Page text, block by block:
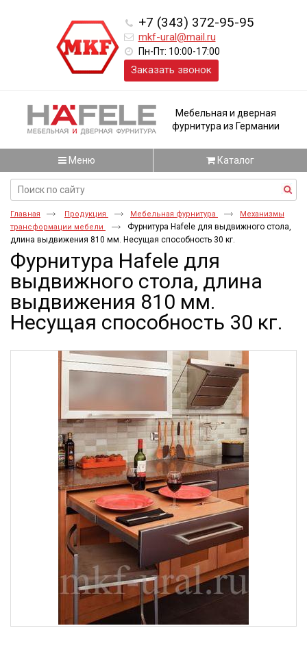
+7 (343) 372-95-95
mkf-ural@mail.ru
Пн-Пт: 10:00-17:00
Заказать звонок
Мебельная и дверная
фурнитура из Германии
Меню Каталог
Главная Продукция Мебельная фурнитура
Механизмы
трансформации мебели
Фурнитура Hafele для выдвижного стола,
длина выдвижения 810 мм. Несущая способность 30 кг.
Фурнитура Hafele для
выдвижного стола, длина
выдвижения 810 мм.
Несущая способность 30 кг.